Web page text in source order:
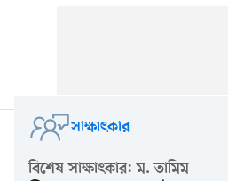
সাক্ষাৎকার
বিশেষ সাক্ষাৎকার: ম. তামিম